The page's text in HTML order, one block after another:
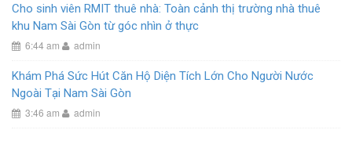
Cho sinh viên RMIT thuê nhà: Toàn cảnh thị trường nhà thuê
khu Nam Sài Gòn từ góc nhìn ở thực
6:44 am admin
Khám Phá Sức Hút Căn Hộ Diện Tích Lớn Cho Người Nước
Ngoài Tại Nam Sài Gòn
3:46 am admin